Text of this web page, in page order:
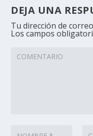
DEJA UNA
Tu dirección de
Los campos